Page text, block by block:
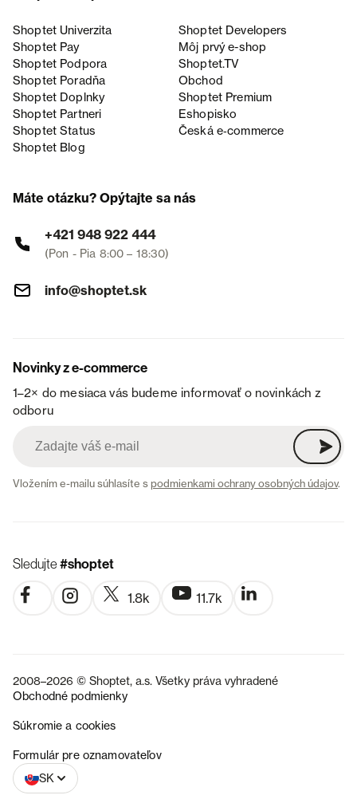
Shoptet Univerzita
Shoptet Developers
Shoptet Pay
Môj prvý e-shop
Shoptet Podpora
Shoptet.TV
Shoptet Poradňa
Obchod
Shoptet Doplnky
Shoptet Premium
Shoptet Partneri
Eshopisko
Shoptet Status
Česká e‑commerce
Shoptet Blog
Máte otázku? Opýtajte sa nás
+421 948 922 444
(Pon - Pia 8:00 – 18:30)
info@shoptet.sk
Novinky z e-commerce
1–2× do mesiaca vás budeme informovať o novinkách z
odboru
Vložením e-mailu súhlasíte spodmienkami ochrany osobných údajov.
Sledujte#shoptet
1.8k 11.7k
2008–2026 © Shoptet, a.s. Všetky práva vyhradené
Obchodné podmienky
Súkromie a cookies
Formulár pre oznamovateľov
SK